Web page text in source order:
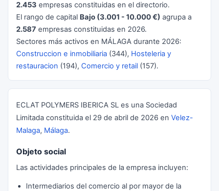
2.453 empresas constituidas en el directorio.
El rango de capital Bajo (3.001 - 10.000 €) agrupa a
2.587 empresas constituidas en 2026.
Sectores más activos en MÁLAGA durante 2026:
Construccion e inmobiliaria (344), Hosteleria y
restauracion (194), Comercio y retail (157).
ECLAT POLYMERS IBERICA SL es una Sociedad
Limitada constituida el 29 de abril de 2026 en Velez-
Malaga, Málaga.
Objeto social
Las actividades principales de la empresa incluyen:
Intermediarios del comercio al por mayor de la